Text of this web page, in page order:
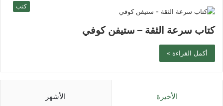
كتب
كتاب سرعة الثقة – ستيفن كوفي
أكمل القراءة »
الأخيرة الأشهر